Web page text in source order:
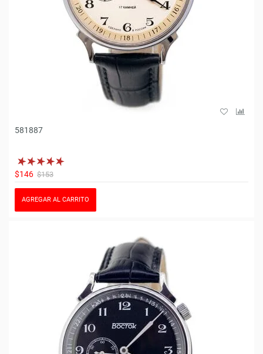
581887
$146 $153
AGREGAR AL CARRITO